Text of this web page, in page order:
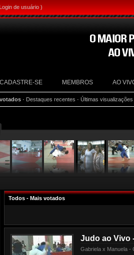
de usuário )
CADASTRE-SE MEMBROS AO
· Destaques recentes · Últimas visualizações
Todos - Mais votados
Judo ao Vivo
Gabriela x Manuela -